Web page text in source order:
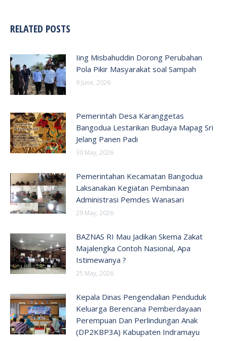
RELATED POSTS
Iing Misbahuddin Dorong Perubahan
Pola Pikir Masyarakat soal Sampah
9 June, 2026
Pemerintah Desa Karanggetas
Bangodua Lestarikan Budaya Mapag Sri
Jelang Panen Padi
30 May, 2026
Pemerintahan Kecamatan Bangodua
Laksanakan Kegiatan Pembinaan
Administrasi Pemdes Wanasari
29 May, 2026
BAZNAS RI Mau Jadikan Skema Zakat
Majalengka Contoh Nasional, Apa
Istimewanya ?
25 May, 2026
Kepala Dinas Pengendalian Penduduk
Keluarga Berencana Pemberdayaan
Perempuan Dan Perlindungan Anak
(DP2KBP3A) Kabupaten Indramayu